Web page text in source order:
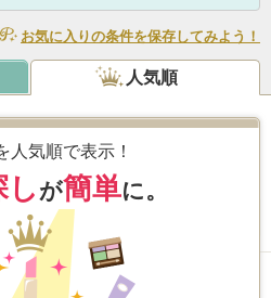
人気順で表示！
し が簡単に。
お気に入りの条件を保存してみよう！
人気順
ックスキンセンサーベース Ｎ
アージュ
5.1
5,327件
グマルチアイベース WP